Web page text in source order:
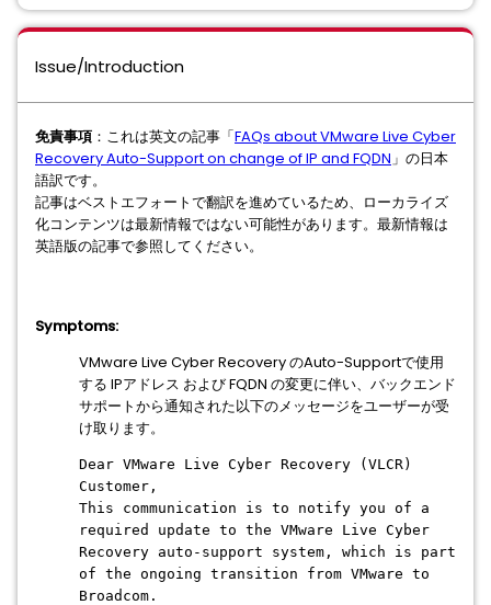
Issue/Introduction
免責事項 ：これは英文の記事「FAQs about VMware Live Cyber
Recovery Auto-Support on change of IP and FQDN」の日本
語訳です。
記事はベストエフォートで翻訳を進めているため、ローカライズ
化コンテンツは最新情報ではない可能性があります。最新情報は
英語版の記事で参照してください。
Symptoms:
VMware Live Cyber Recovery のAuto-Supportで使用
する IPアドレス および FQDN の変更に伴い、バックエンド
サポートから通知された以下のメッセージをユーザーが受
け取ります。
Dear VMware Live Cyber Recovery (VLCR)
Customer,
This communication is to notify you of a
required update to the VMware Live Cyber
Recovery auto-support system, which is part
of the ongoing transition from VMware to
Broadcom.